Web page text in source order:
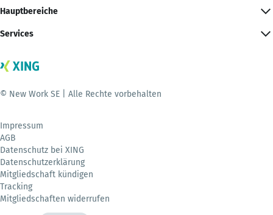
Hauptbereiche
Services
© New Work SE | Alle Rechte vorbehalten
Impressum
AGB
Datenschutz bei XING
Datenschutzerklärung
Mitgliedschaft kündigen
Tracking
Mitgliedschaften widerrufen